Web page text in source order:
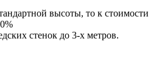
высоты, то к стоимости
стенок до 3-х метров.